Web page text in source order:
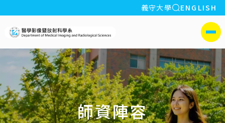
:::
義守大學 全站搜索
ENGLISH
義守大學醫學影像暨放射科學
側選單
師資陣容